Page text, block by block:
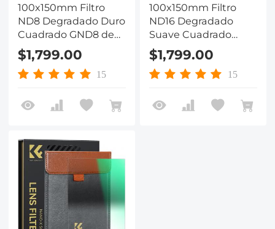
100x150mm Filtro
ND8 Degradado Duro
Cuadrado GND8 de
Vidrio Óptico HD,
Serie Nano-X
$1,799.00
15
100x150mm Filtro
ND16 Degradado
Suave Cuadrado
GND16 de Vidrio
Óptico HD, Serie
Nano-X
$1,799.00
15